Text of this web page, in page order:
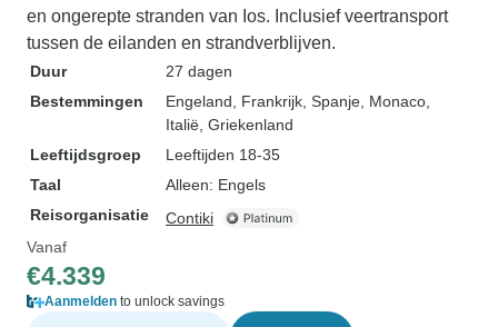
en ongerepte stranden van Ios. Inclusief veertransport
tussen de eilanden en strandverblijven.
Duur
27 dagen
Bestemmingen
Engeland , Frankrijk , Spanje , Monaco
Italië , Griekenland
Leeftijdsgroep
Leeftijden 18-35
Taal
Alleen: Engels
Reisorganisatie
Contiki
Vanaf
€4.339
Aanmelden to unlock savings